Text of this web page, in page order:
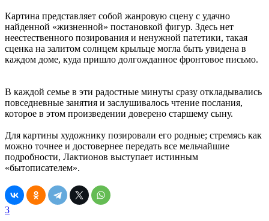
Картина представляет собой жанровую сцену с удачно
найденной «жизненной» постановкой фигур. Здесь нет
неестественного позирования и ненужной патетики, такая
сценка на залитом солнцем крыльце могла быть увидена в
каждом доме, куда пришло долгожданное фронтовое письмо.
В каждой семье в эти радостные минуты сразу откладывались
повседневные занятия и заслушивалось чтение послания,
которое в этом произведении доверено старшему сыну.
Для картины художнику позировали его родные; стремясь как
можно точнее и достовернее передать все мельчайшие
подробности, Лактионов выступает истинным
«бытописателем».
3